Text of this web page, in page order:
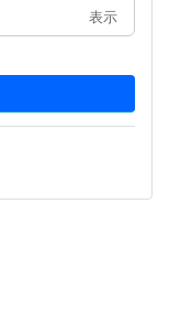
表示